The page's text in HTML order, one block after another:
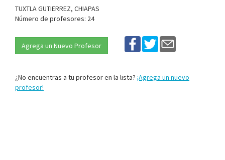
TUXTLA GUTIERREZ, CHIAPAS
Número de profesores: 24
Agrega un Nuevo Profesor
¿No encuentras a tu profesor en la lista? ¡Agrega un nuevo
profesor!